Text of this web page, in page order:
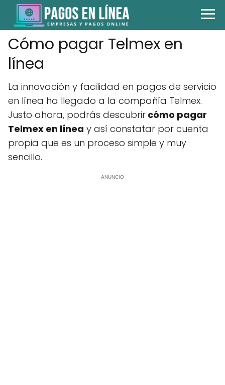
Cómo pagar Telmex en
línea
La innovación y facilidad en pagos de servicio
en línea ha llegado a la compañía Telmex.
Justo ahora, podrás descubrir cómo pagar
Telmex en línea y así constatar por cuenta
propia que es un proceso simple y muy
sencillo.
ANUNCIO